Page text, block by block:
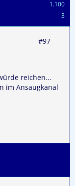
1.100
3
#97
reichen...
im Ansaugkanal